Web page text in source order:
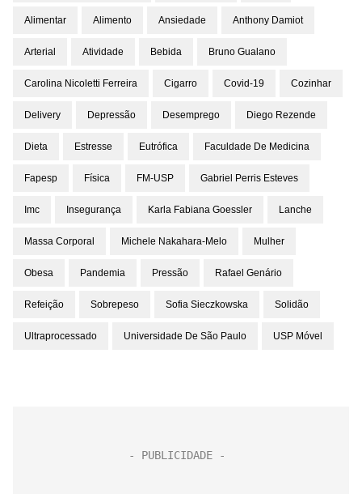
Alimentar Alimento Ansiedade Anthony Damiot
Arterial Atividade Bebida Bruno Gualano
Carolina Nicoletti Ferreira Cigarro Covid-19 Cozinhar
Delivery Depressão Desemprego Diego Rezende
Dieta Estresse Eutrófica Faculdade De Medicina
Fapesp Física FM-USP Gabriel Perris Esteves
Imc Insegurança Karla Fabiana Goessler Lanche
Massa Corporal Michele Nakahara-Melo Mulher
Obesa Pandemia Pressão Rafael Genário
Refeição Sobrepeso Sofia Sieczkowska Solidão
Ultraprocessado Universidade De São Paulo USP Móvel